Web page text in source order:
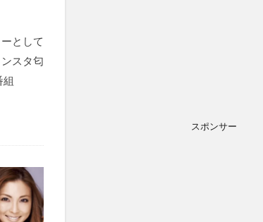
として
スタ匂
組
スポンサー